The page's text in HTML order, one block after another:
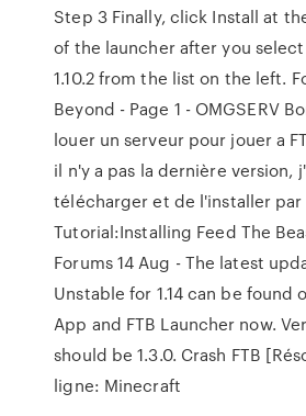
Step 3 Finally, click Install at
of the launcher after you select
1.10.2 from the list on the left.
Beyond - Page 1 - OMGSERV
louer un serveur pour jouer a
il n'y a pas la dernière version,
télécharger et de l'installer par
Tutorial:Installing Feed The
Forums 14 Aug - The latest
Unstable for 1.14 can be found
App and FTB Launcher now.
should be 1.3.0. Crash FTB
ligne: Minecraft